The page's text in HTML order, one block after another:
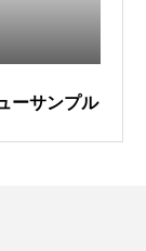
ーサンプル